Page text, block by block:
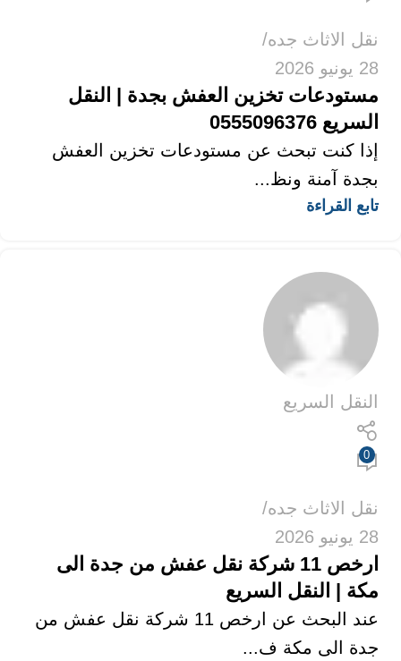
نقل الاثاث جده
28 يونيو 2026
مستودعات تخزين العفش بجدة | النقل
السريع 0555096376
إذا كنت تبحث عن مستودعات تخزين العفش
بجدة آمنة ونظ...
تابع القراءة
النقل السريع
0
نقل الاثاث جده
28 يونيو 2026
ارخص 11 شركة نقل عفش من جدة الى
مكة | النقل السريع
عند البحث عن ارخص 11 شركة نقل عفش من
جدة الى مكة ف...